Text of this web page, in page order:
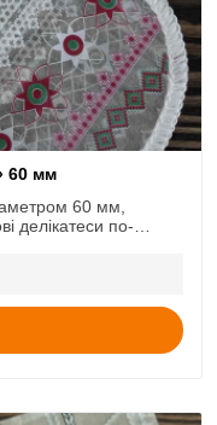
60 мм
60 мм,
делікатеси по-